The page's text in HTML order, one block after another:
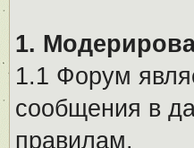
1.
1.1 Форум
сообщения в
правилам.